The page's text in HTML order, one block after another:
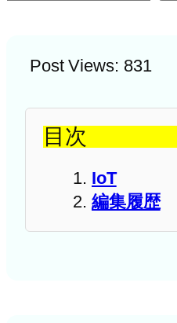
Post Views: 831
目次
IoT
編集履歴